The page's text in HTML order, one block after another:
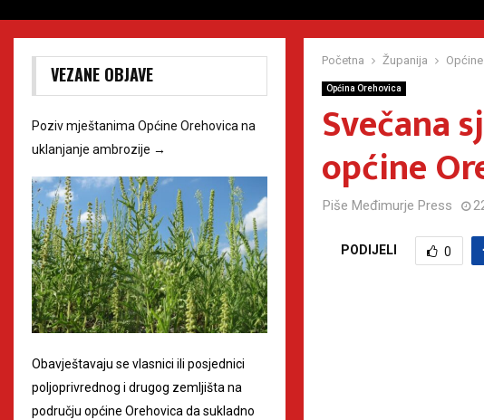
Početna Županija Općine
Općina Orehovica
Svečana
općine
Piše Međimurje Press
PODIJELI 0
VEZANE OBJAVE
Poziv mještanima Općine Orehovica na
uklanjanje ambrozije →
Obavještavaju se vlasnici ili posjednici
poljoprivrednog i drugog zemljišta na
području općine Orehovica da sukladno